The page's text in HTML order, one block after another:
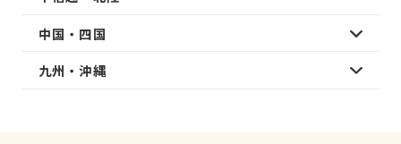
中国・四国
九州・沖縄